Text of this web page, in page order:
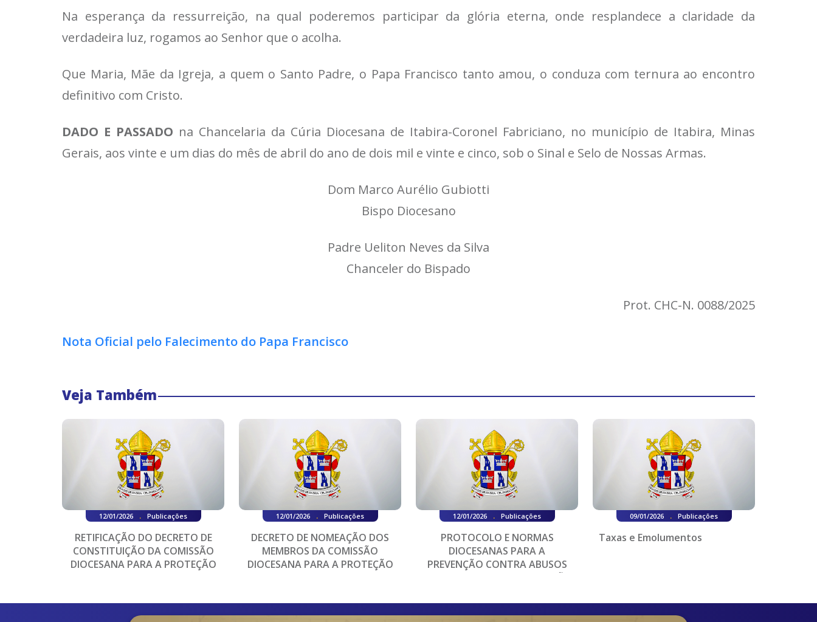
Na esperança da ressurreição, na qual poderemos participar da glória eterna, onde resplandece a claridade da
verdadeira luz, rogamos ao Senhor que o acolha.
Que Maria, Mãe da Igreja, a quem o Santo Padre, o Papa Francisco tanto amou, o conduza com ternura ao encontro
definitivo com Cristo.
DADO E PASSADO na Chancelaria da Cúria Diocesana de Itabira-Coronel Fabriciano, no município de Itabira, Minas
Gerais, aos vinte e um dias do mês de abril do ano de dois mil e vinte e cinco, sob o Sinal e Selo de Nossas Armas.
Dom Marco Aurélio Gubiotti
Bispo Diocesano
Padre Ueliton Neves da Silva
Chanceler do Bispado
Prot. CHC-N. 0088/2025
Nota Oficial pelo Falecimento do Papa Francisco
Veja Também
12/01/2026 . Publicações
RETIFICAÇÃO DO DECRETO DE
CONSTITUIÇÃO DA COMISSÃO
DIOCESANA PARA A PROTEÇÃO
12/01/2026 . Publicações
DECRETO DE NOMEAÇÃO DOS
MEMBROS DA COMISSÃO
DIOCESANA PARA A PROTEÇÃO
12/01/2026 . Publicações
PROTOCOLO E NORMAS
DIOCESANAS PARA A
PREVENÇÃO CONTRA ABUSOS
09/01/2026 . Publicações
Taxas e Emolumentos